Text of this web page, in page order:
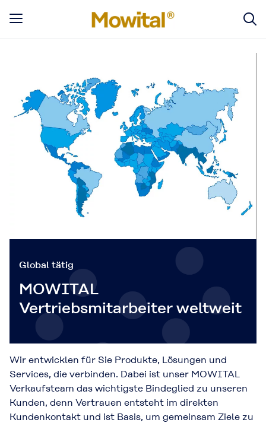
Global tätig
MOWITAL
Vertriebsmitarbeiter weltweit
Wir entwicklen für Sie Produkte, Lösungen und
Services, die verbinden. Dabei ist unser MOWITAL
Verkaufsteam das wichtigste Bindeglied zu unseren
Kunden, denn Vertrauen entsteht im direkten
Kundenkontakt und ist Basis, um gemeinsam Ziele zu